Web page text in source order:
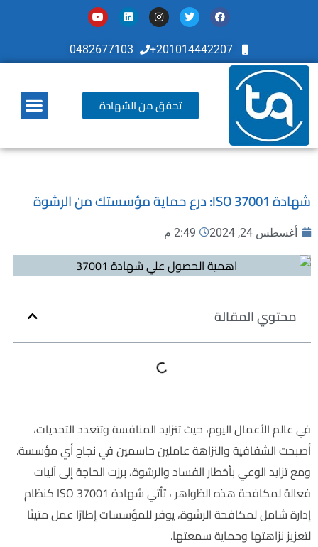
201014442207+
0482677103
تحقق من الشهادة
شهادة ISO 37001: درع حماية مؤسستك من الرشوة
أغسطس 24, 2024 2:49 م
محتوي المقالة
في عالم الأعمال اليوم، حيث تتزايد المنافسة وتتعدد التحديات،
أصبحت الشفافية والنزاهة عاملين حاسمين في نجاح أي مؤسسة.
ومع تزايد الوعي بأخطار الفساد والرشوة، برزت الحاجة إلى آليات
فعالة لمكافحة هذه الظواهر ، تأتي شهادة ISO 37001 كنظام
إدارة شامل لمكافحة الرشوة، يوفر للمؤسسات إطارًا عمل متينًا
لتعزيز نزاهتها وحماية سمعتها.